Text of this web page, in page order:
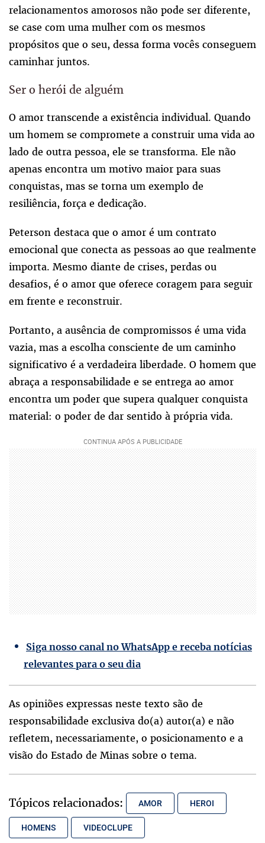
relacionamentos amorosos não pode ser diferente,
se case com uma mulher com os mesmos
propósitos que o seu, dessa forma vocês conseguem
caminhar juntos.
Ser o herói de alguém
O amor transcende a existência individual. Quando
um homem se compromete a construir uma vida ao
lado de outra pessoa, ele se transforma. Ele não
apenas encontra um motivo maior para suas
conquistas, mas se torna um exemplo de
resiliência, força e dedicação.
Peterson destaca que o amor é um contrato
emocional que conecta as pessoas ao que realmente
importa. Mesmo diante de crises, perdas ou
desafios, é o amor que oferece coragem para seguir
em frente e reconstruir.
Portanto, a ausência de compromissos é uma vida
vazia, mas a escolha consciente de um caminho
significativo é a verdadeira liberdade. O homem que
abraça a responsabilidade e se entrega ao amor
encontra um poder que supera qualquer conquista
material: o poder de dar sentido à própria vida.
Siga nosso canal no WhatsApp e receba notícias
relevantes para o seu dia
As opiniões expressas neste texto são de
responsabilidade exclusiva do(a) autor(a) e não
refletem, necessariamente, o posicionamento e a
visão do Estado de Minas sobre o tema.
Tópicos relacionados: AMOR HEROI
HOMENS VIDEOCLUPE